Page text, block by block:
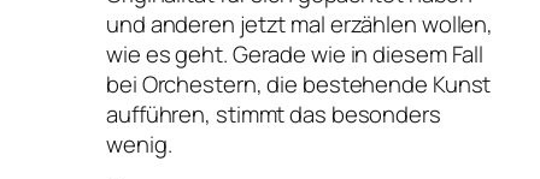
und anderen jetzt mal erzählen wollen,
wie es geht. Gerade wie in diesem Fall
bei Orchestern, die bestehende Kunst
aufführen, stimmt das besonders
wenig.